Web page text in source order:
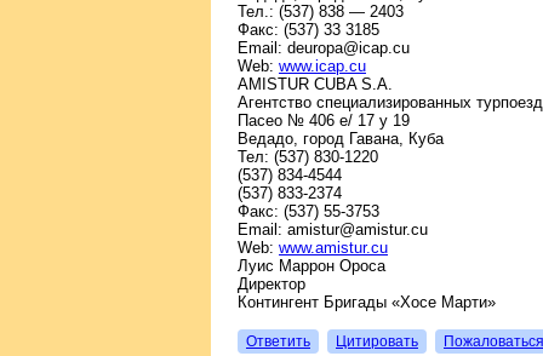
Тел.: (537) 838 — 2403
Факс: (537) 33 3185
Email: deuropa@icap.cu
Web: www.icap.cu
AMISTUR CUBA S.A.
Агентство специализированных
Пасео № 406 e/ 17 y 19
Ведадо, город Гавана, Куба
Тел: (537) 830-1220
(537) 834-4544
(537) 833-2374
Факс: (537) 55-3753
Email: amistur@amistur.cu
Web: www.amistur.cu
Луис Маррон Ороса
Директор
Контингент Бригады «Хосе Марти»
Ответить Цитировать Пожаловаться